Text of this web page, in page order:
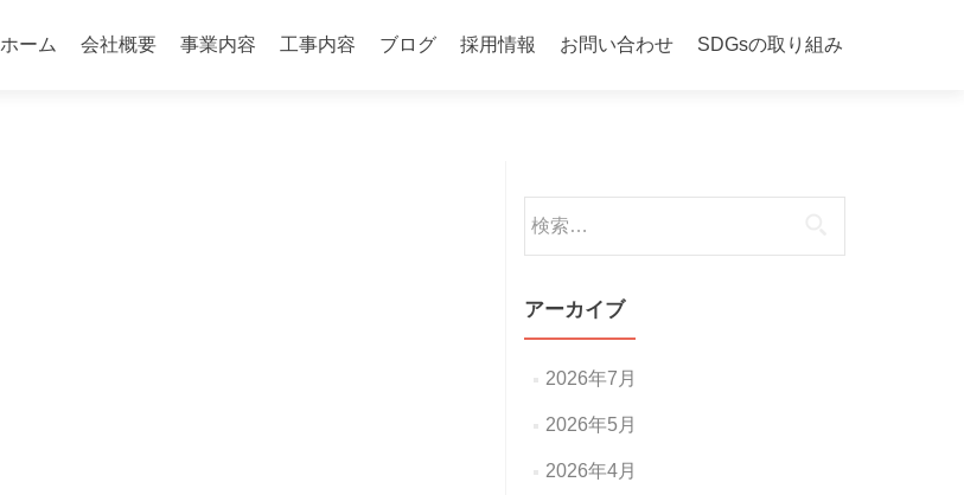
ン
ホーム 会社概要 事業内容 工事内容 ブログ 採用情報 お問い合わせ SDGsの取り組み
索:
アーカイブ
2026年7月
2026年5月
2026年4月